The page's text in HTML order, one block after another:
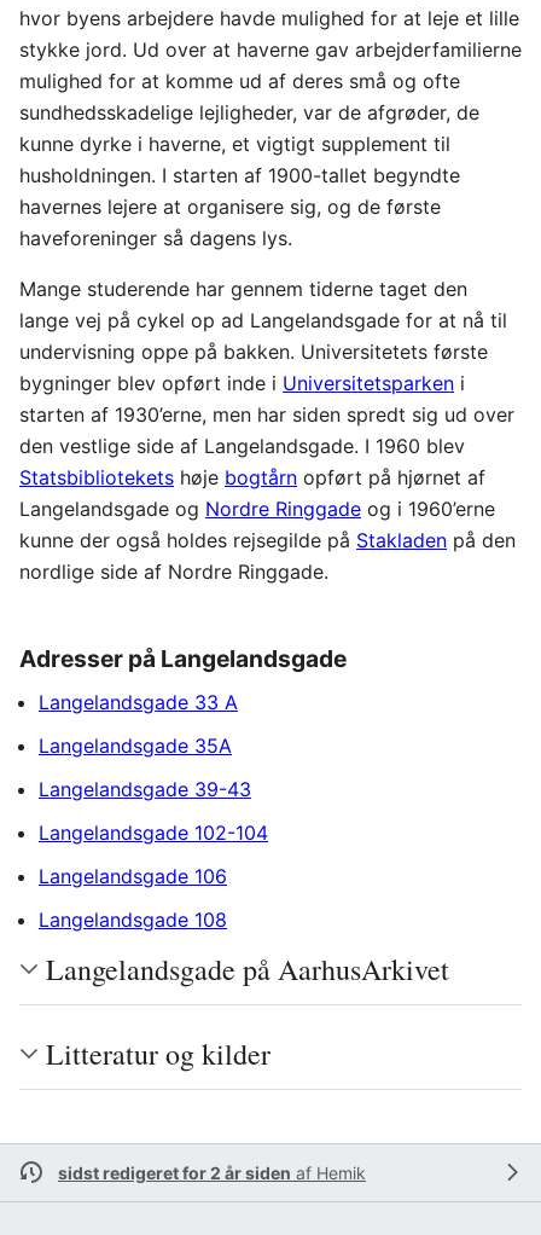
hvor byens arbejdere havde mulighed for at leje et lille
stykke jord. Ud over at haverne gav arbejderfamilierne
mulighed for at komme ud af deres små og ofte
sundhedsskadelige lejligheder, var de afgrøder, de
kunne dyrke i haverne, et vigtigt supplement til
husholdningen. I starten af 1900-tallet begyndte
havernes lejere at organisere sig, og de første
haveforeninger så dagens lys.
Mange studerende har gennem tiderne taget den
lange vej på cykel op ad Langelandsgade for at nå til
undervisning oppe på bakken. Universitetets første
bygninger blev opført inde i Universitetsparken i
starten af 1930’erne, men har siden spredt sig ud over
den vestlige side af Langelandsgade. I 1960 blev
Statsbibliotekets høje bogtårn opført på hjørnet af
Langelandsgade og Nordre Ringgade og i 1960’erne
kunne der også holdes rejsegilde på Stakladen på den
nordlige side af Nordre Ringgade.
Adresser på Langelandsgade
Langelandsgade 33 A
Langelandsgade 35A
Langelandsgade 39-43
Langelandsgade 102-104
Langelandsgade 106
Langelandsgade 108
Langelandsgade på AarhusArkivet
Litteratur og kilder
sidst redigeret for 2 år siden af Hemik